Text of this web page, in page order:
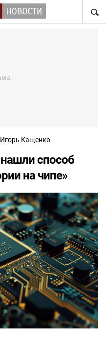
Игорь Кащенко
способ
на чипе»